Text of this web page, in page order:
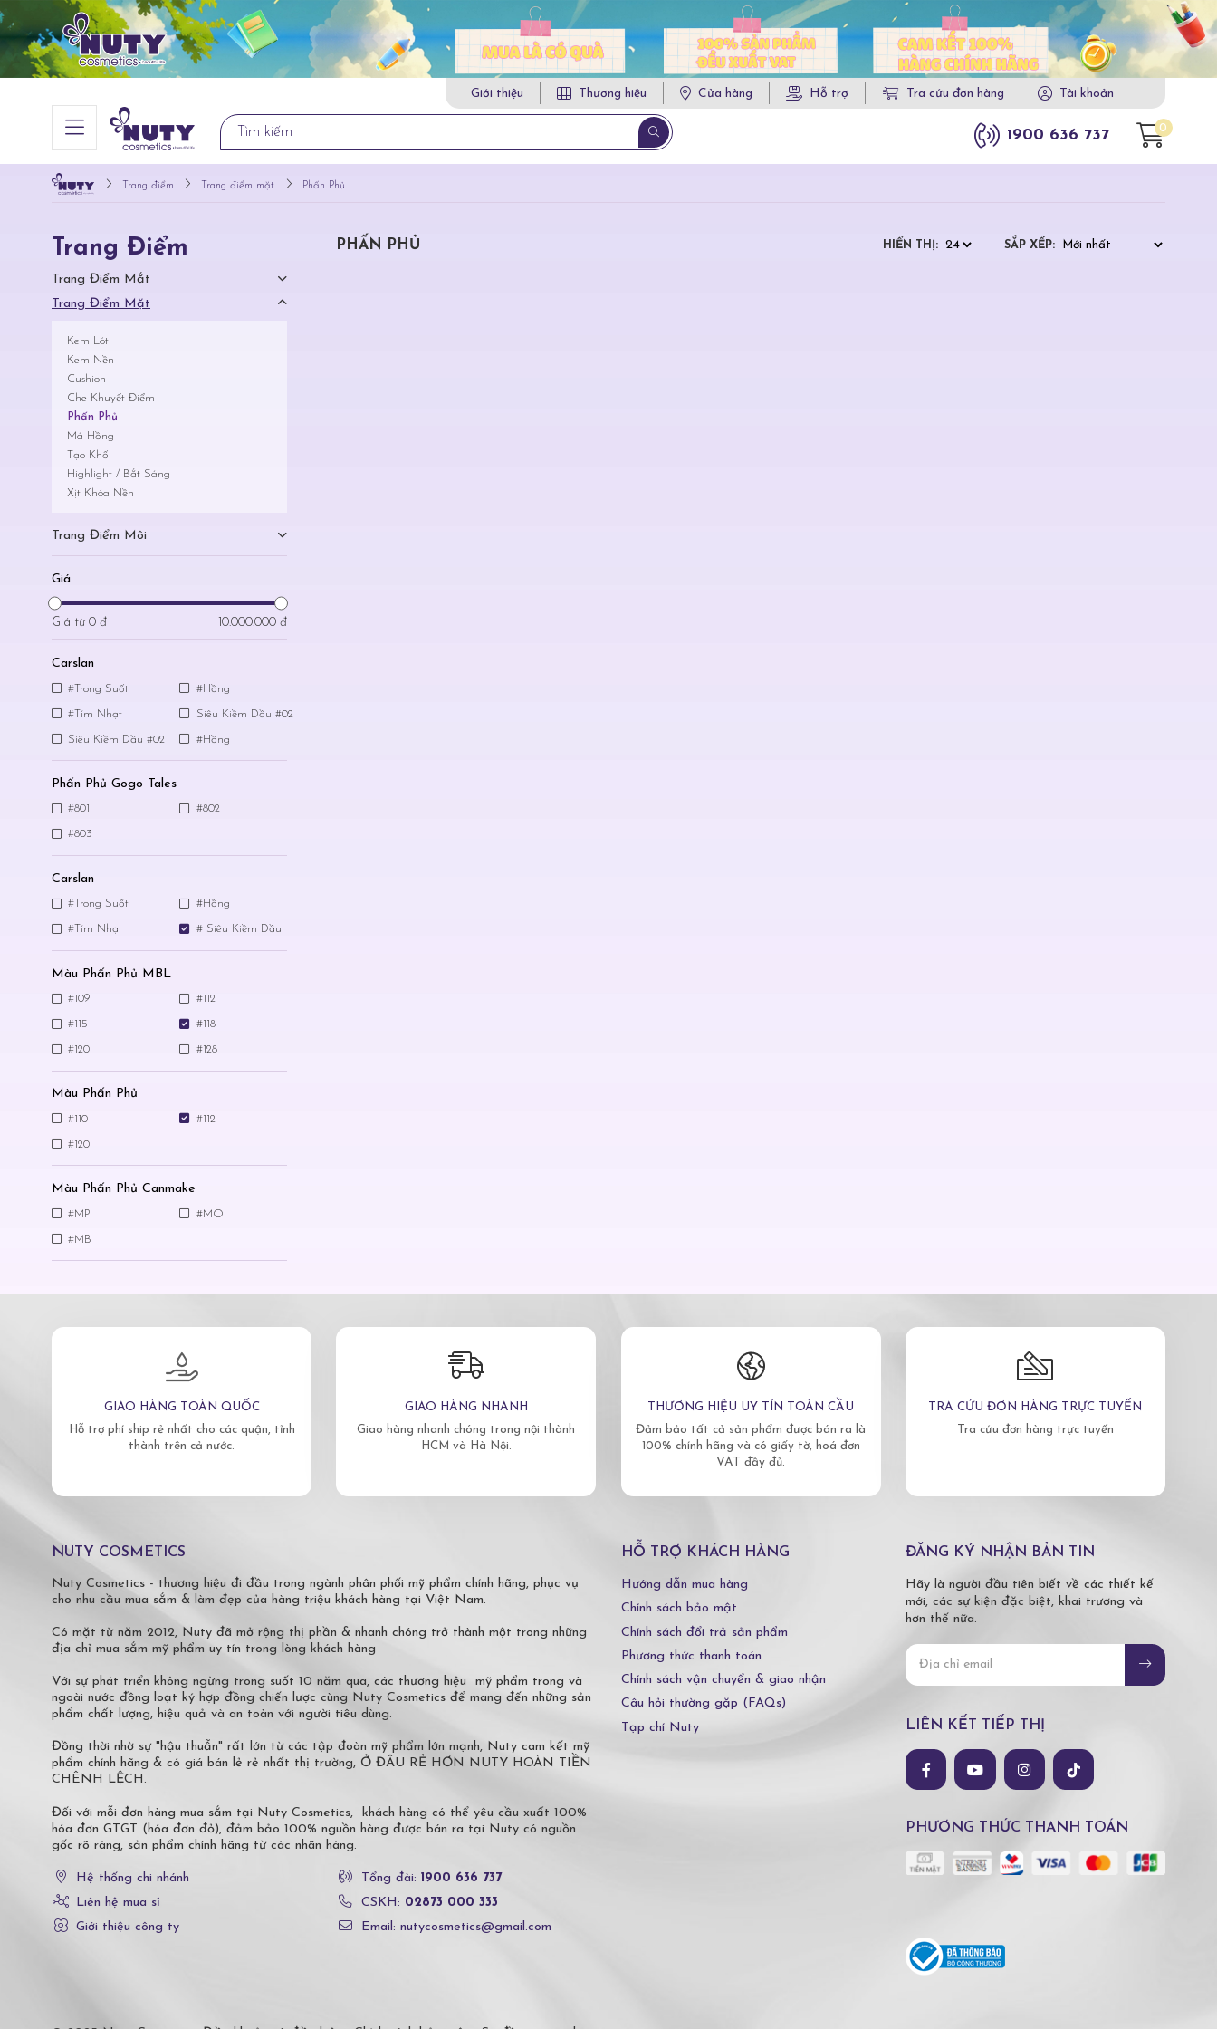
Giới thiệu Thương hiệu Cửa hàng Hỗ trợ Tra cứu đơn hàng Tài khoản
1900 636 737 0
Trang điểm Trang điểm mặt Phấn Phủ
Trang Điểm
Trang Điểm Mắt
Trang Điểm Mặt
Kem Lót
Kem Nền
Cushion
Che Khuyết Điểm
Phấn Phủ
Má Hồng
Tạo Khối
Highlight / Bắt Sáng
Xịt Khóa Nền
Trang Điểm Môi
Giá
Giá từ 0 đ 10.000.000 đ
Carslan
#Trong Suốt #Hồng
#Tím Nhạt Siêu Kiềm Dầu #02
Siêu Kiềm Dầu #02 #Hồng
Phấn Phủ Gogo Tales
#801 #802
#803
Carslan
#Trong Suốt #Hồng
#Tím Nhạt # Siêu Kiềm Dầu
Màu Phấn Phủ MBL
#109 #112
#115 #118
#120 #128
Màu Phấn Phủ
#110 #112
#120
Màu Phấn Phủ Canmake
#MP #MO
#MB
PHẤN PHỦ HIỂN THỊ: SẮP XẾP:
GIAO HÀNG TOÀN QUỐC
Hỗ trợ phí ship rẻ nhất cho các quận, tỉnh
thành trên cả nước.
GIAO HÀNG NHANH
Giao hàng nhanh chóng trong nội thành
HCM và Hà Nội.
THƯƠNG HIỆU UY TÍN TOÀN CẦU
Đảm bảo tất cả sản phẩm được bán ra là
100% chính hãng và có giấy tờ, hoá đơn
VAT đầy đủ.
TRA CỨU ĐƠN HÀNG TRỰC TUYẾN
Tra cứu đơn hàng trực tuyến
NUTY COSMETICS
Nuty Cosmetics - thương hiệu đi đầu trong ngành phân phối mỹ phẩm chính hãng, phục vụ
cho nhu cầu mua sắm & làm đẹp của hàng triệu khách hàng tại Việt Nam.
Có mặt từ năm 2012, Nuty đã mở rộng thị phần & nhanh chóng trở thành một trong những
địa chỉ mua sắm mỹ phẩm uy tín trong lòng khách hàng
Với sự phát triển không ngừng trong suốt 10 năm qua, các thương hiệu mỹ phẩm trong và
ngoài nước đồng loạt ký hợp đồng chiến lược cùng Nuty Cosmetics để mang đến những sản
phẩm chất lượng, hiệu quả và an toàn với người tiêu dùng.
Đồng thời nhờ sự "hậu thuẫn" rất lớn từ các tập đoàn mỹ phẩm lớn mạnh, Nuty cam kết mỹ
phẩm chính hãng & có giá bán lẻ rẻ nhất thị trường, Ở ĐÂU RẺ HƠN NUTY HOÀN TIỀN
CHÊNH LỆCH.
Đối với mỗi đơn hàng mua sắm tại Nuty Cosmetics, khách hàng có thể yêu cầu xuất 100%
hóa đơn GTGT (hóa đơn đỏ), đảm bảo 100% nguồn hàng được bán ra tại Nuty có nguồn
gốc rõ ràng, sản phẩm chính hãng từ các nhãn hàng.
Hệ thống chi nhánh
Liên hệ mua sỉ
Giới thiệu công ty
Tổng đài: 1900 636 737
CSKH: 02873 000 333
Email: nutycosmetics@gmail.com
HỖ TRỢ KHÁCH HÀNG
Hướng dẫn mua hàng
Chính sách bảo mật
Chính sách đổi trả sản phẩm
Phương thức thanh toán
Chính sách vận chuyển & giao nhận
Câu hỏi thường gặp (FAQs)
Tạp chí Nuty
ĐĂNG KÝ NHẬN BẢN TIN
Hãy là người đầu tiên biết về các thiết kế
mới, các sự kiện đặc biệt, khai trương và
hơn thế nữa.
LIÊN KẾT TIẾP THỊ
PHƯƠNG THỨC THANH TOÁN